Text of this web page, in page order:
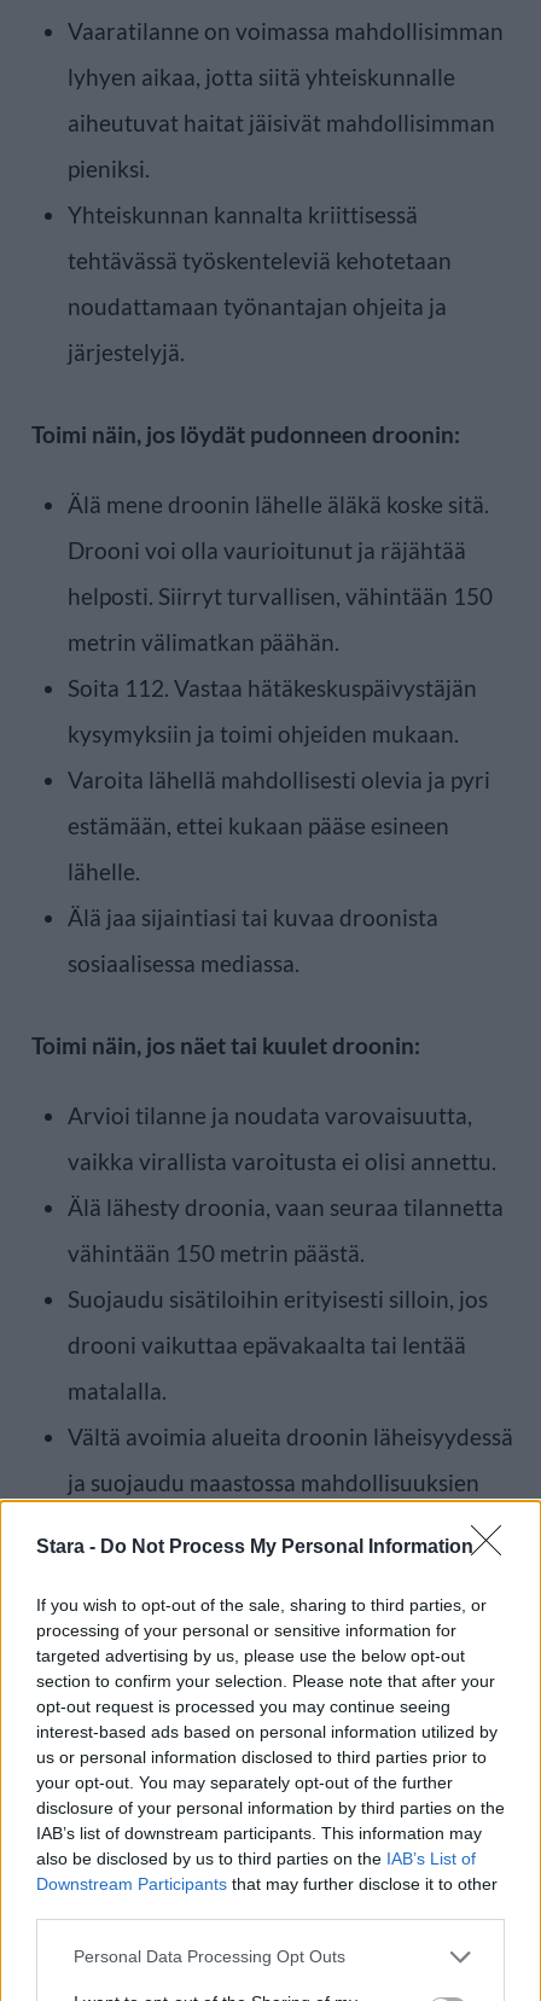
Stara - Do Not Process My Personal Information
If you wish to opt-out of the sale, sharing to third parties, or
processing of your personal or sensitive information for
targeted advertising by us, please use the below opt-out
section to confirm your selection. Please note that after your
opt-out request is processed you may continue seeing
interest-based ads based on personal information utilized by
us or personal information disclosed to third parties prior to
your opt-out. You may separately opt-out of the further
disclosure of your personal information by third parties on the
IAB’s list of downstream participants. This information may
also be disclosed by us to third parties on the IAB’s List of
Downstream Participants that may further disclose it to other
Personal Data Processing Opt Outs
Vaaratilanne on voimassa mahdollisimman
lyhyen aikaa, jotta siitä yhteiskunnalle
aiheutuvat haitat jäisivät mahdollisimman
pieniksi.
Yhteiskunnan kannalta kriittisessä
tehtävässä työskenteleviä kehotetaan
noudattamaan työnantajan ohjeita ja
järjestelyjä.
Toimi näin, jos löydät pudonneen droonin:
Älä mene droonin lähelle äläkä koske sitä.
Drooni voi olla vaurioitunut ja räjähtää
helposti. Siirryt turvallisen, vähintään 150
metrin välimatkan päähän.
Soita 112. Vastaa hätäkeskuspäivystäjän
kysymyksiin ja toimi ohjeiden mukaan.
Varoita lähellä mahdollisesti olevia ja pyri
estämään, ettei kukaan pääse esineen
lähelle.
Älä jaa sijaintiasi tai kuvaa droonista
sosiaalisessa mediassa.
Toimi näin, jos näet tai kuulet droonin:
Arvioi tilanne ja noudata varovaisuutta,
vaikka virallista varoitusta ei olisi annettu.
Älä lähesty droonia, vaan seuraa tilannetta
vähintään 150 metrin päästä.
Suojaudu sisätiloihin erityisesti silloin, jos
drooni vaikuttaa epävakaalta tai lentää
matalalla.
Vältä avoimia alueita droonin läheisyydessä
ja suojaudu maastossa mahdollisuuksien
turvalliseen paikkaan.
Soita hätänumeroon 112, jos:
Teet havainnon droonista alueella, jossa
lennättäminen on kielletty.
Drooni lentää tärkeän kohteen, kuten
viranomaisrakennuksen lähellä.